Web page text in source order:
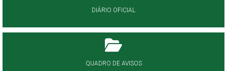
DIÁRIO OFICIAL
QUADRO DE AVISOS